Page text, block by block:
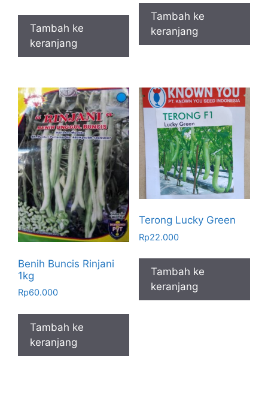
Tambah ke
keranjang
Tambah ke
keranjang
Benih Buncis Rinjani
1kg
Rp60.000
Tambah ke
keranjang
Terong Lucky Green
Rp22.000
Tambah ke
keranjang